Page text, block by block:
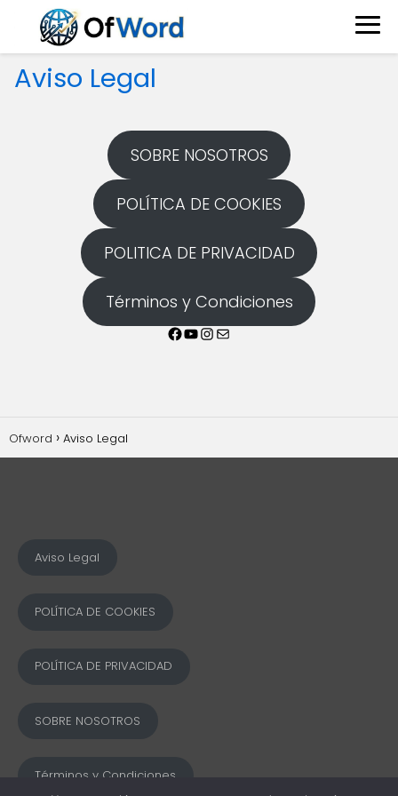
Aviso Legal
SOBRE NOSOTROS
POLÍTICA DE COOKIES
POLITICA DE PRIVACIDAD
Términos y Condiciones
Facebook
YouTube
Instagram
Correo electrónico
Ofword Aviso Legal
Aviso Legal
POLÍTICA DE COOKIES
POLÍTICA DE PRIVACIDAD
SOBRE NOSOTROS
Términos y Condiciones